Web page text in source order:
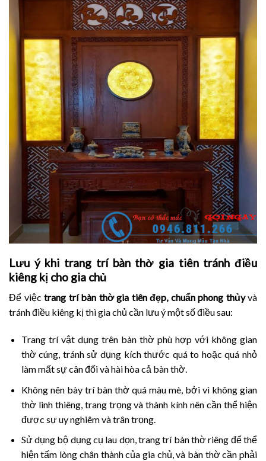
Lưu ý khi trang trí bàn thờ gia tiên tránh điều
kiêng kị cho gia chủ
Để việc trang trí bàn thờ gia tiên đẹp, chuẩn phong thủyvà
tránh điều kiêng kị thì gia chủ cần lưu ý một số điều sau:
Trang trí vật dụng trên bàn thờ phù hợp với không gian
thờ cúng, tránh sử dụng kích thước quá to hoặc quá nhỏ
làm mất sự cân đối và hài hòa cả bàn thờ.
Không nên bày trí bàn thờ quá màu mè, bởi vì không gian
thờ linh thiêng, trang trọng và thành kính nên cần thể hiện
được sự uy nghiêm và trân trọng.
Sử dụng bộ dụng cụ lau dọn, trang trí bàn thờ riêng để thể
hiện tấm lòng chân thành của gia chủ, và bàn thờ cần phải